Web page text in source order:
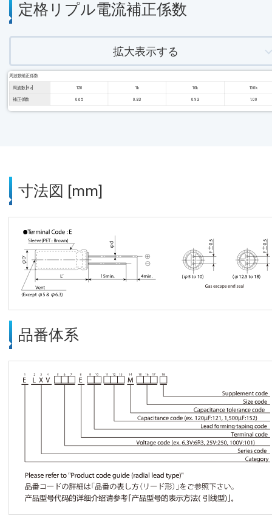
定格リプル電流補正係数
拡大表示する
周波数補正係数
周波数 [Hz] 120 1k 10k 100k
補正係数 0.65 0.83 0.93 1.00
寸法図 [mm]
品番体系